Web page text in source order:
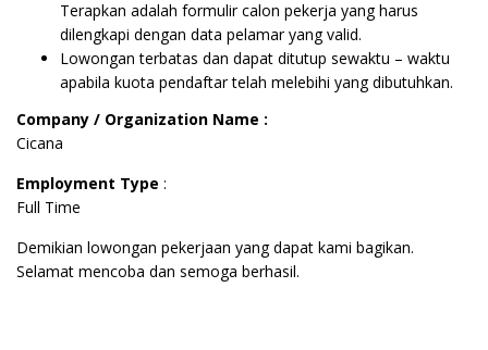
Terapkan adalah formulir calon pekerja yang harus
dilengkapi dengan data pelamar yang valid.
Lowongan terbatas dan dapat ditutup sewaktu – waktu
apabila kuota pendaftar telah melebihi yang dibutuhkan.
Company / Organization Name :
Cicana
Employment Type :
Full Time
Demikian lowongan pekerjaan yang dapat kami bagikan.
Selamat mencoba dan semoga berhasil.